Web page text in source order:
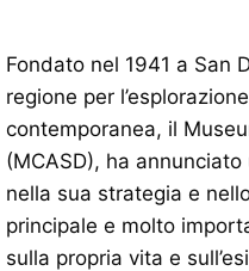
Fondato nel 1941 a San
regione per
contemporanea, il
(MCASD), ha
nella sua strategia e
principale e molto
sulla propria vita e